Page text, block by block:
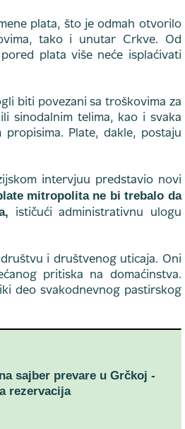
plata, što je odmah otvorilo
tako i unutar Crkve. Od
plata više neće isplaćivati
biti povezani sa troškovima za
sinodalnim telima, kao i svaka
Plate, dakle, postaju
intervjuu predstavio novi
mitropolita ne bi trebalo da
ističući administrativnu ulogu
i društvenog uticaja. Oni
pritiska na domaćinstva.
deo svakodnevnog pastirskog
sajber prevare u Grčkoj -
rezervacija